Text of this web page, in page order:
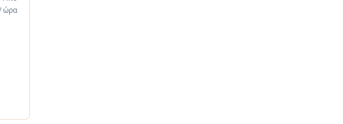
ώρα